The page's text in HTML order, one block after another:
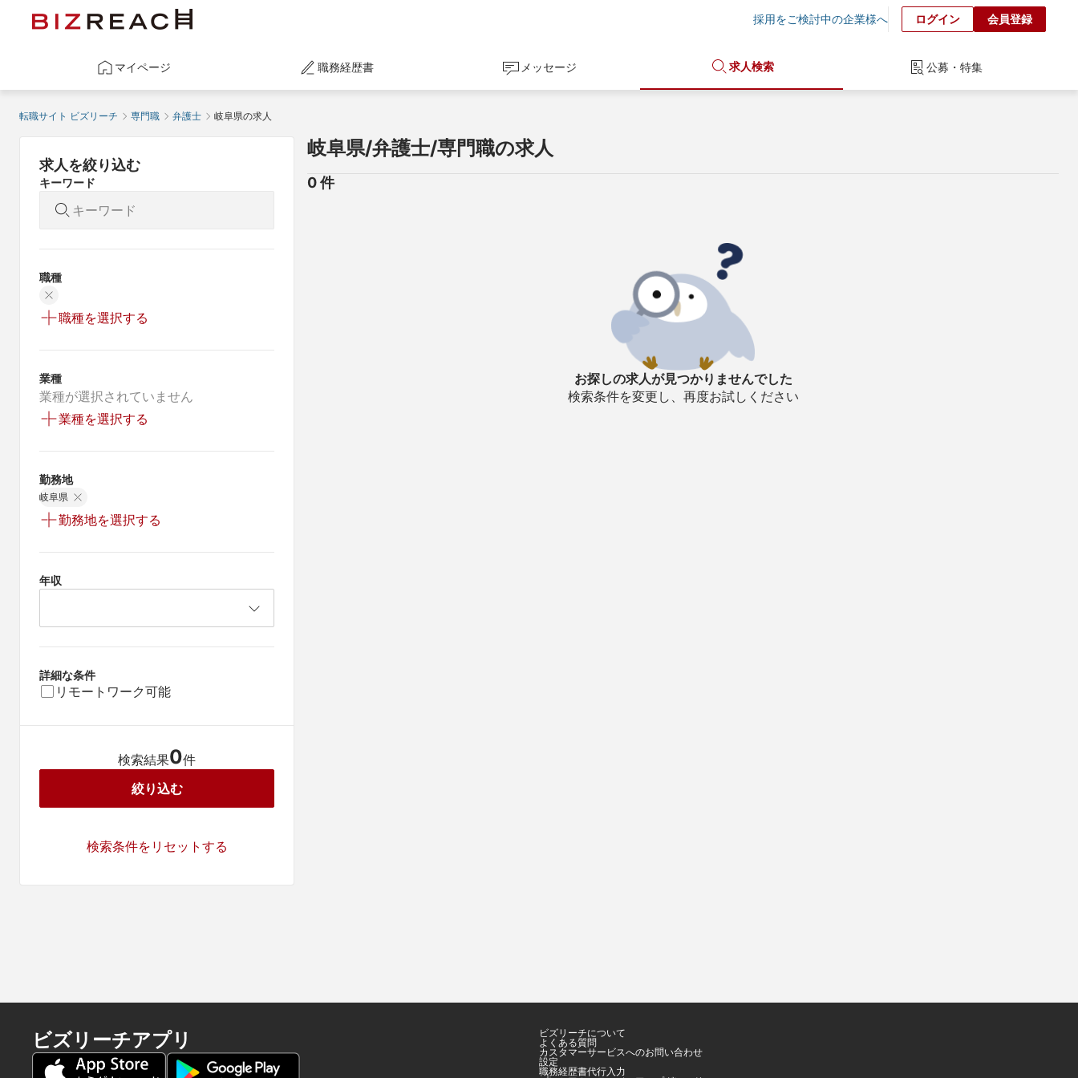
採用をご検討中の企業様へ ログイン 会員登録
マイページ 職務経歴書 メッセージ 求人検索 公募・特集
転職サイト ビズリーチ 専門職 弁護士 岐阜県の求人
求人を絞り込む
キーワード
職種
職種を選択する
業種
業種が選択されていません
業種を選択する
勤務地
岐阜県
勤務地を選択する
年収
詳細な条件
リモートワーク可能
検索結果0件
絞り込む
検索条件をリセットする
岐阜県/弁護士/専門職の求人
0 件
お探しの求人が見つかりませんでした
検索条件を変更し、再度お試しください
ビズリーチアプリ
ビズリーチについて
よくある質問
カスタマーサービスへのお問い合わせ
設定
職務経歴書代行入力